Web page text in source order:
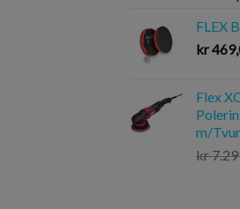
FLEX
kr
Flex
m/
kr